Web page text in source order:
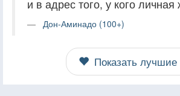
и в адрес того, у кого личная
Дон-Аминадо (100+)
Показать лучшие